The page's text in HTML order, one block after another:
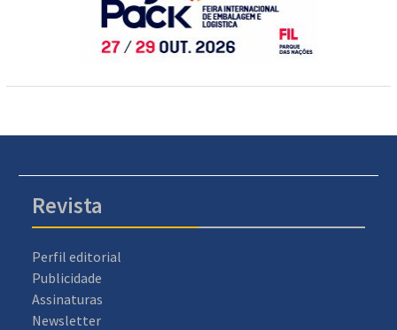
Revista
Perfil editorial
Publicidade
Assinaturas
Newsletter